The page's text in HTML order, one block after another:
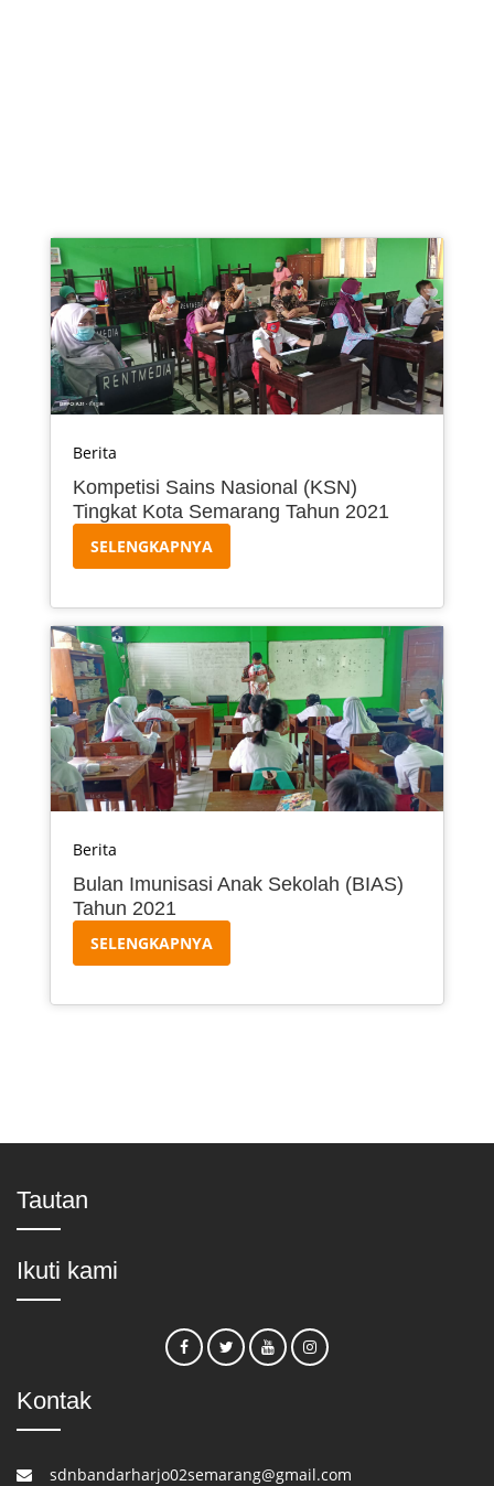
Berita
Kompetisi Sains Nasional (KSN)
Tingkat Kota Semarang Tahun 2021
SELENGKAPNYA
Berita
Bulan Imunisasi Anak Sekolah (BIAS)
Tahun 2021
SELENGKAPNYA
Tautan
Ikuti kami
Kontak
sdnbandarharjo02semarang@gmail.com